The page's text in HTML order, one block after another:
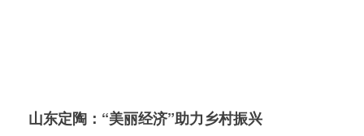
山东定陶：“美丽经济”助力乡村振兴